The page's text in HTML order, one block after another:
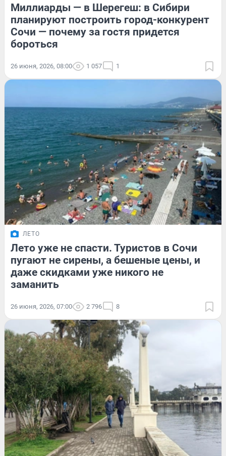
Миллиарды — в Шерегеш: в Сибири
планируют построить город-конкурент
Сочи — почему за гостя придется
бороться
26 июня, 2026, 08:00 1 057 1
ЛЕТО
Лето уже не спасти. Туристов в Сочи
пугают не сирены, а бешеные цены, и
даже скидками уже никого не
заманить
26 июня, 2026, 07:00 2 796 8